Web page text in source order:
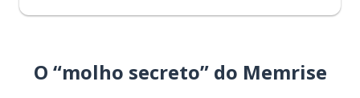
O “molho secreto” do Memrise